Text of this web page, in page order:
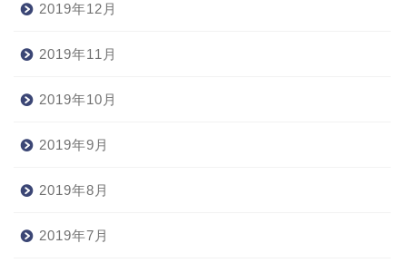
2019年12月
2019年11月
2019年10月
2019年9月
2019年8月
2019年7月